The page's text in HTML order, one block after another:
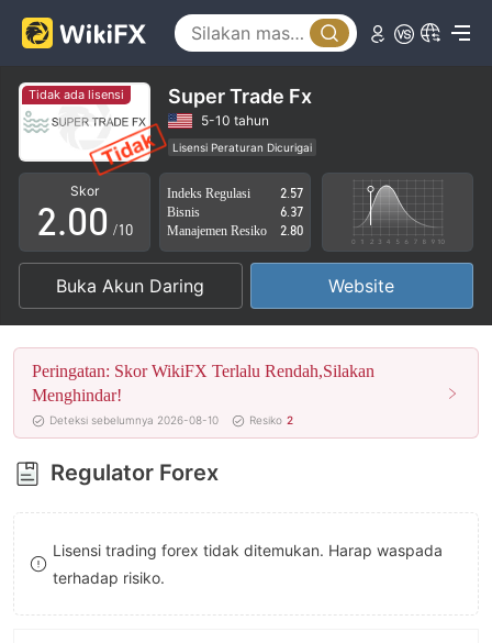
Tidak ada lisensi Super Trade Fx
5-10 tahun
Lisensi Peraturan Dicurigai
Lingkup Bisnis Mencurigakan
Potensi risiko tinggi
Skor
0
1
2
3
4
5
6
7
8
9
.0
1
2
3
4
5
6
7
8
9
0
1
2
3
4
5
6
7
8
9
/10
Indeks Regulasi
2.57
Bisnis
6.37
Manajemen Resiko
2.80
Buka Akun Daring Website
Peringatan: Skor WikiFX Terlalu Rendah,Silakan
Menghindar!
Deteksi sebelumnya 2026-08-10 Resiko 2
Regulator Forex
Lisensi trading forex tidak ditemukan. Harap waspada
terhadap risiko.